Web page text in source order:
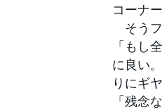
コーナ
そうフ
「もし
に良い
りにギ
「残念